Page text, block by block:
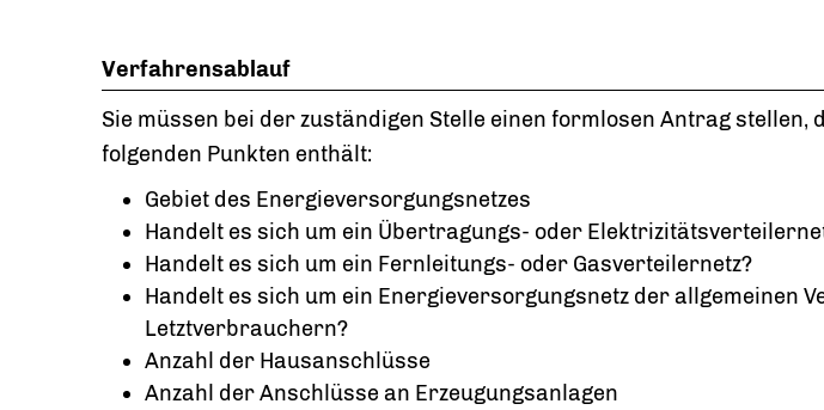
Verfahrensablauf
Sie müssen bei der zuständigen Stelle einen formlosen Antrag stellen,
folgenden Punkten enthält:
Gebiet des Energieversorgungsnetzes
Handelt es sich um ein Übertragungs- oder
Handelt es sich um ein Fernleitungs- oder Gasverteilernetz?
Handelt es sich um ein Energieversorgungsnetz der allgemeinen
Letztverbrauchern?
Anzahl der Hausanschlüsse
Anzahl der Anschlüsse an Erzeugungsanlagen